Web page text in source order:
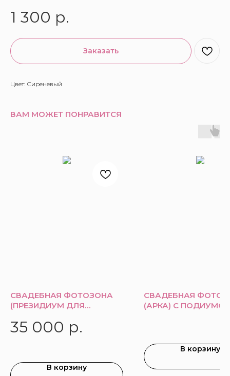
1 300 р.
Заказать
Цвет: Сиреневый
ВАМ МОЖЕТ ПОНРАВИТСЯ
СВАДЕБНАЯ ФОТОЗОНА
(ПРЕЗИДИУМ ДЛЯ
35 000 р.
В корзину
СВАДЕБНАЯ
(АРКА) С ПОДИУМО
В корзину